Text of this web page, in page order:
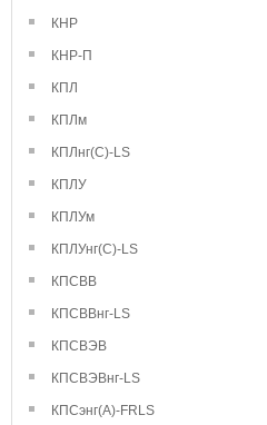
КНР
КНР-П
КПЛ
КПЛм
КПЛнг(С)-LS
КПЛУ
КПЛУм
КПЛУнг(С)-LS
КПСВВ
КПСВВнг-LS
КПСВЭВ
КПСВЭВнг-LS
КПСэнг(А)-FRLS